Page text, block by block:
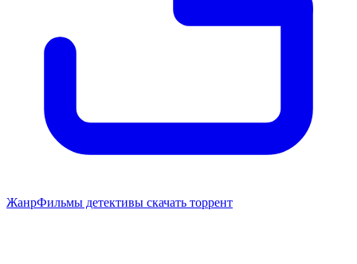
ЖанрФильмы детективы скачать торрент